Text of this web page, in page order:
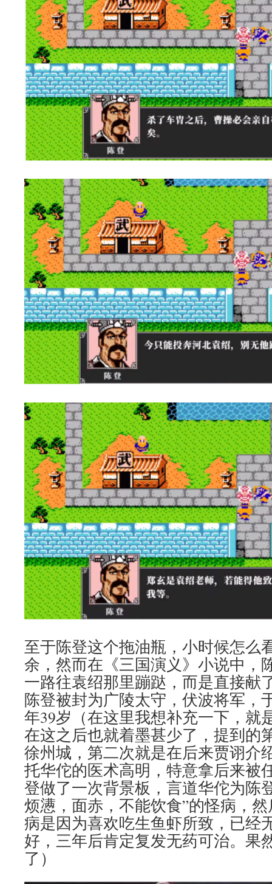
至于陈登这个拖油瓶，小时候怎么
余，然而在《三国演义》小说中，
一路往袁绍那里蹦跶，而是直接献
陈登被封为广陵太守，伏波将军，
年39岁（在这里我想补充一下，就
在这之后也就着墨甚少了，提到的
徐州城，第二次就是在后来贾诩介
托华佗的医术高明，特意拿后来被
登做了一次背景板，言道华佗为陈
烦懑，面赤，不能饮食”的怪病，
病是因为喜欢吃生鱼虾所致，已经
好，三年后肯定复发无药可治。果
了）